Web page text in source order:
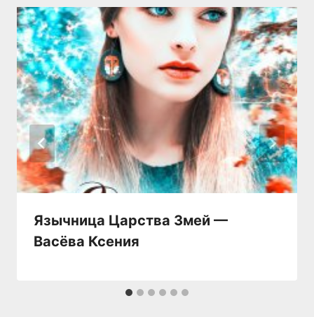
Язычница Царства Змей —
Васёва Ксения